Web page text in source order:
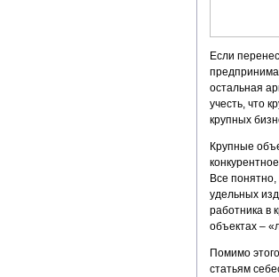
Если
остальная
учесть, что
крупных
Крупные
Все понятно,
удельных
работника в
объектах –
Помимо
статьям